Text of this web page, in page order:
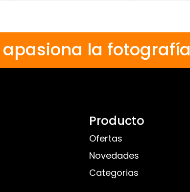
apasiona la fotografía
Producto
Ofertas
Novedades
Categorias